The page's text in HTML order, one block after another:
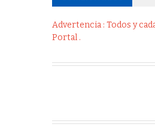
Advertencia : Todos y
Portal .